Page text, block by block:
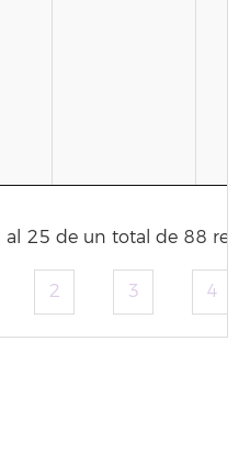
al 25 de un total de 88
2 3 4